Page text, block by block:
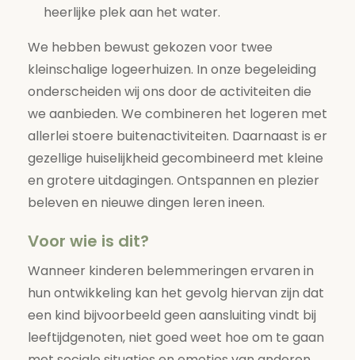
heerlijke plek aan het water.
We hebben bewust gekozen voor twee
kleinschalige logeerhuizen. In onze begeleiding
onderscheiden wij ons door de activiteiten die
we aanbieden. We combineren het logeren met
allerlei stoere buitenactiviteiten. Daarnaast is er
gezellige huiselijkheid gecombineerd met kleine
en grotere uitdagingen. Ontspannen en plezier
beleven en nieuwe dingen leren ineen.
Voor wie is dit?
Wanneer kinderen belemmeringen ervaren in
hun ontwikkeling kan het gevolg hiervan zijn dat
een kind bijvoorbeeld geen aansluiting vindt bij
leeftijdgenoten, niet goed weet hoe om te gaan